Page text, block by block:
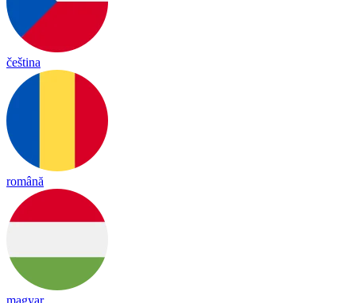
čeština
română
magyar